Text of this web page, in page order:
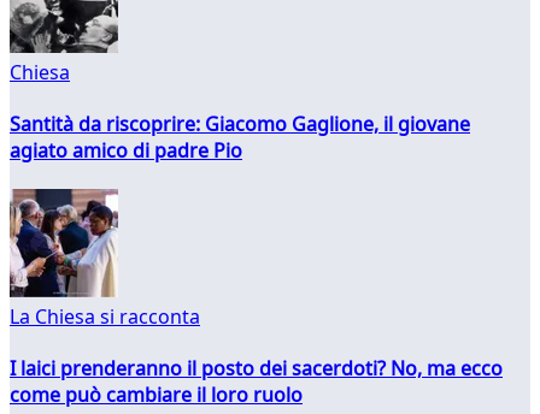
Chiesa
Santità da riscoprire: Giacomo Gaglione, il giovane
agiato amico di padre Pio
La Chiesa si racconta
I laici prenderanno il posto dei sacerdoti? No, ma ecco
come può cambiare il loro ruolo